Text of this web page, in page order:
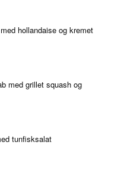
hollandaise og kremet
med grillet squash og
tunfisksalat